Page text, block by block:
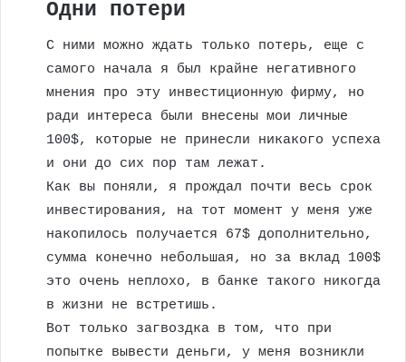
Одни потери
С ними можно ждать только потерь, еще с
самого начала я был крайне негативного
мнения про эту инвестиционную фирму, но
ради интереса были внесены мои личные
100$, которые не принесли никакого успеха
и они до сих пор там лежат.
Как вы поняли, я прождал почти весь срок
инвестирования, на тот момент у меня уже
накопилось получается 67$ дополнительно,
сумма конечно небольшая, но за вклад 100$
это очень неплохо, в банке такого никогда
в жизни не встретишь.
Вот только загвоздка в том, что при
попытке вывести деньги, у меня возникли